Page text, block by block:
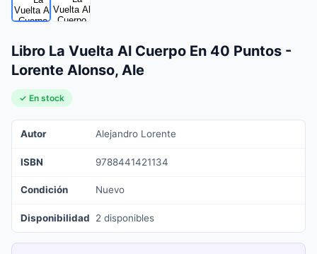
Libro La Vuelta Al Cuerpo En 40 Puntos -
Lorente Alonso, Ale
✓ En stock
Autor Alejandro Lorente
ISBN 9788441421134
Condición Nuevo
Disponibilidad 2 disponibles